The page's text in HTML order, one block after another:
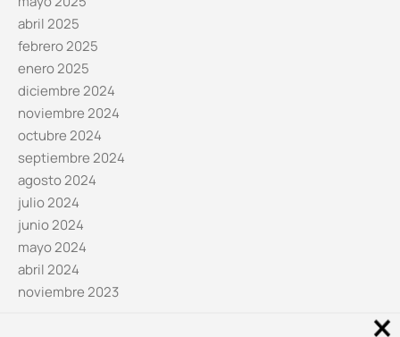
abril 2025
febrero 2025
enero 2025
diciembre 2024
noviembre 2024
octubre 2024
septiembre 2024
agosto 2024
julio 2024
junio 2024
mayo 2024
abril 2024
noviembre 2023